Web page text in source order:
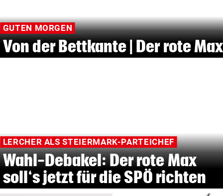
GUTEN MORGEN
Von der Bettkante | Der rote Max
LERCHER ALS STEIERMARK-PARTEICHEF
Wahl-Debakel: Der rote Max
soll‘s jetzt für die SPÖ richten